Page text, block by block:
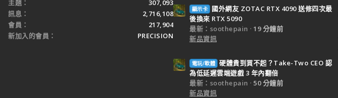
主題
307,093
訊息
2,716,108
會員
217,904
新加入的會員
PRECISION
顯示卡
國外網友 ZOTAC RTX 4090 送修四次最
後換來 RTX 5090
最新：soothepain
19 分鐘前
新品資訊
電玩/軟體 硬體貴到買不起？Take-Two CEO 認
為低延遲雲端遊戲 3 年內翻倍
最新：soothepain
50 分鐘前
新品資訊